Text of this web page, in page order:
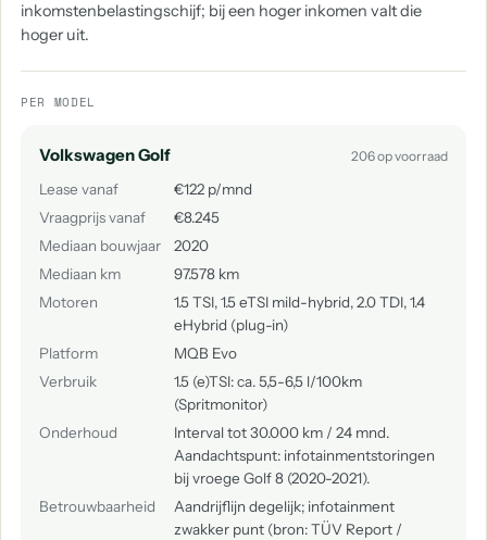
inkomstenbelastingschijf; bij een hoger inkomen valt die
hoger uit.
PER MODEL
Volkswagen Golf 206 op voorraad
Lease vanaf
€122 p/mnd
Vraagprijs vanaf
€8.245
Mediaan bouwjaar
2020
Mediaan km
97.578 km
Motoren
1.5 TSI, 1.5 eTSI mild-hybrid, 2.0 TDI, 1.4
eHybrid (plug-in)
Platform
MQB Evo
Verbruik
1.5 (e)TSI: ca. 5,5-6,5 l/100km
(Spritmonitor)
Onderhoud
Interval tot 30.000 km / 24 mnd.
Aandachtspunt: infotainmentstoringen
bij vroege Golf 8 (2020-2021).
Betrouwbaarheid
Aandrijflijn degelijk; infotainment
zwakker punt (bron: TÜV Report /